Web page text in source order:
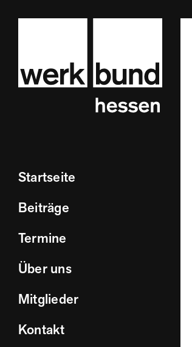
Startseite
Beiträge
Termine
Über uns
Mitglieder
Kontakt